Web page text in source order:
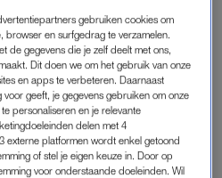
MET
toegang tot alle
online
gebruiken cookies om
browser en surfgedrag te verzamelen.
de gegevens die je zelf deelt met ons,
Dit doen we om het gebruik van onze
en apps te verbeteren. Daarnaast
geeft, je gegevens gebruiken om onze
personaliseren en je relevante
delen met 4
externe platformen wordt enkel getoond
of stel je eigen keuze in. Door op
voor onderstaande doeleinden. Wil